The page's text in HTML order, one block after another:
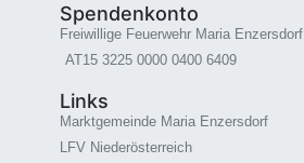
Spendenkonto
Freiwillige Feuerwehr Maria Enzersdorf
AT15 3225 0000 0400 6409
Links
Marktgemeinde Maria Enzersdorf
LFV Niederösterreich